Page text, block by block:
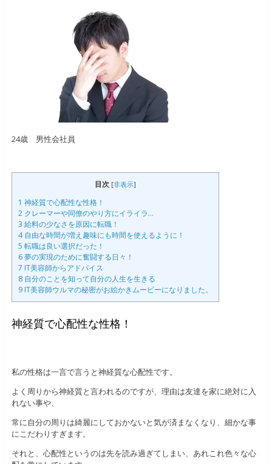
24歳 男性会社員
目次 [非表示]
1 神経質で心配性な性格！
2クレーマーや同僚のやり方にイライラ…
3 給料の少なさを原因に転職！
4自由な時間が増え趣味にも時間を使えるように！
5 転職は良い選択だった！
6夢の実現のために奮闘する日々！
7 IT美容師からアドバイス
8自分のことを知って自分の人生を生きる
9IT美容師ウルマの秘密がお絵かきムービーになりました。
神経質で心配性な性格！
私の性格は一言で言うと神経質な心配性です。
よく周りから神経質と言われるのですが、理由は友達を家に絶対に入
れない事や、
常に自分の周りは綺麗にしておかないと気が済まなくなり、細かな事
にこだわりすぎます。
それと、心配性というのは先を読み過ぎてしまい、あれこれ色々な心